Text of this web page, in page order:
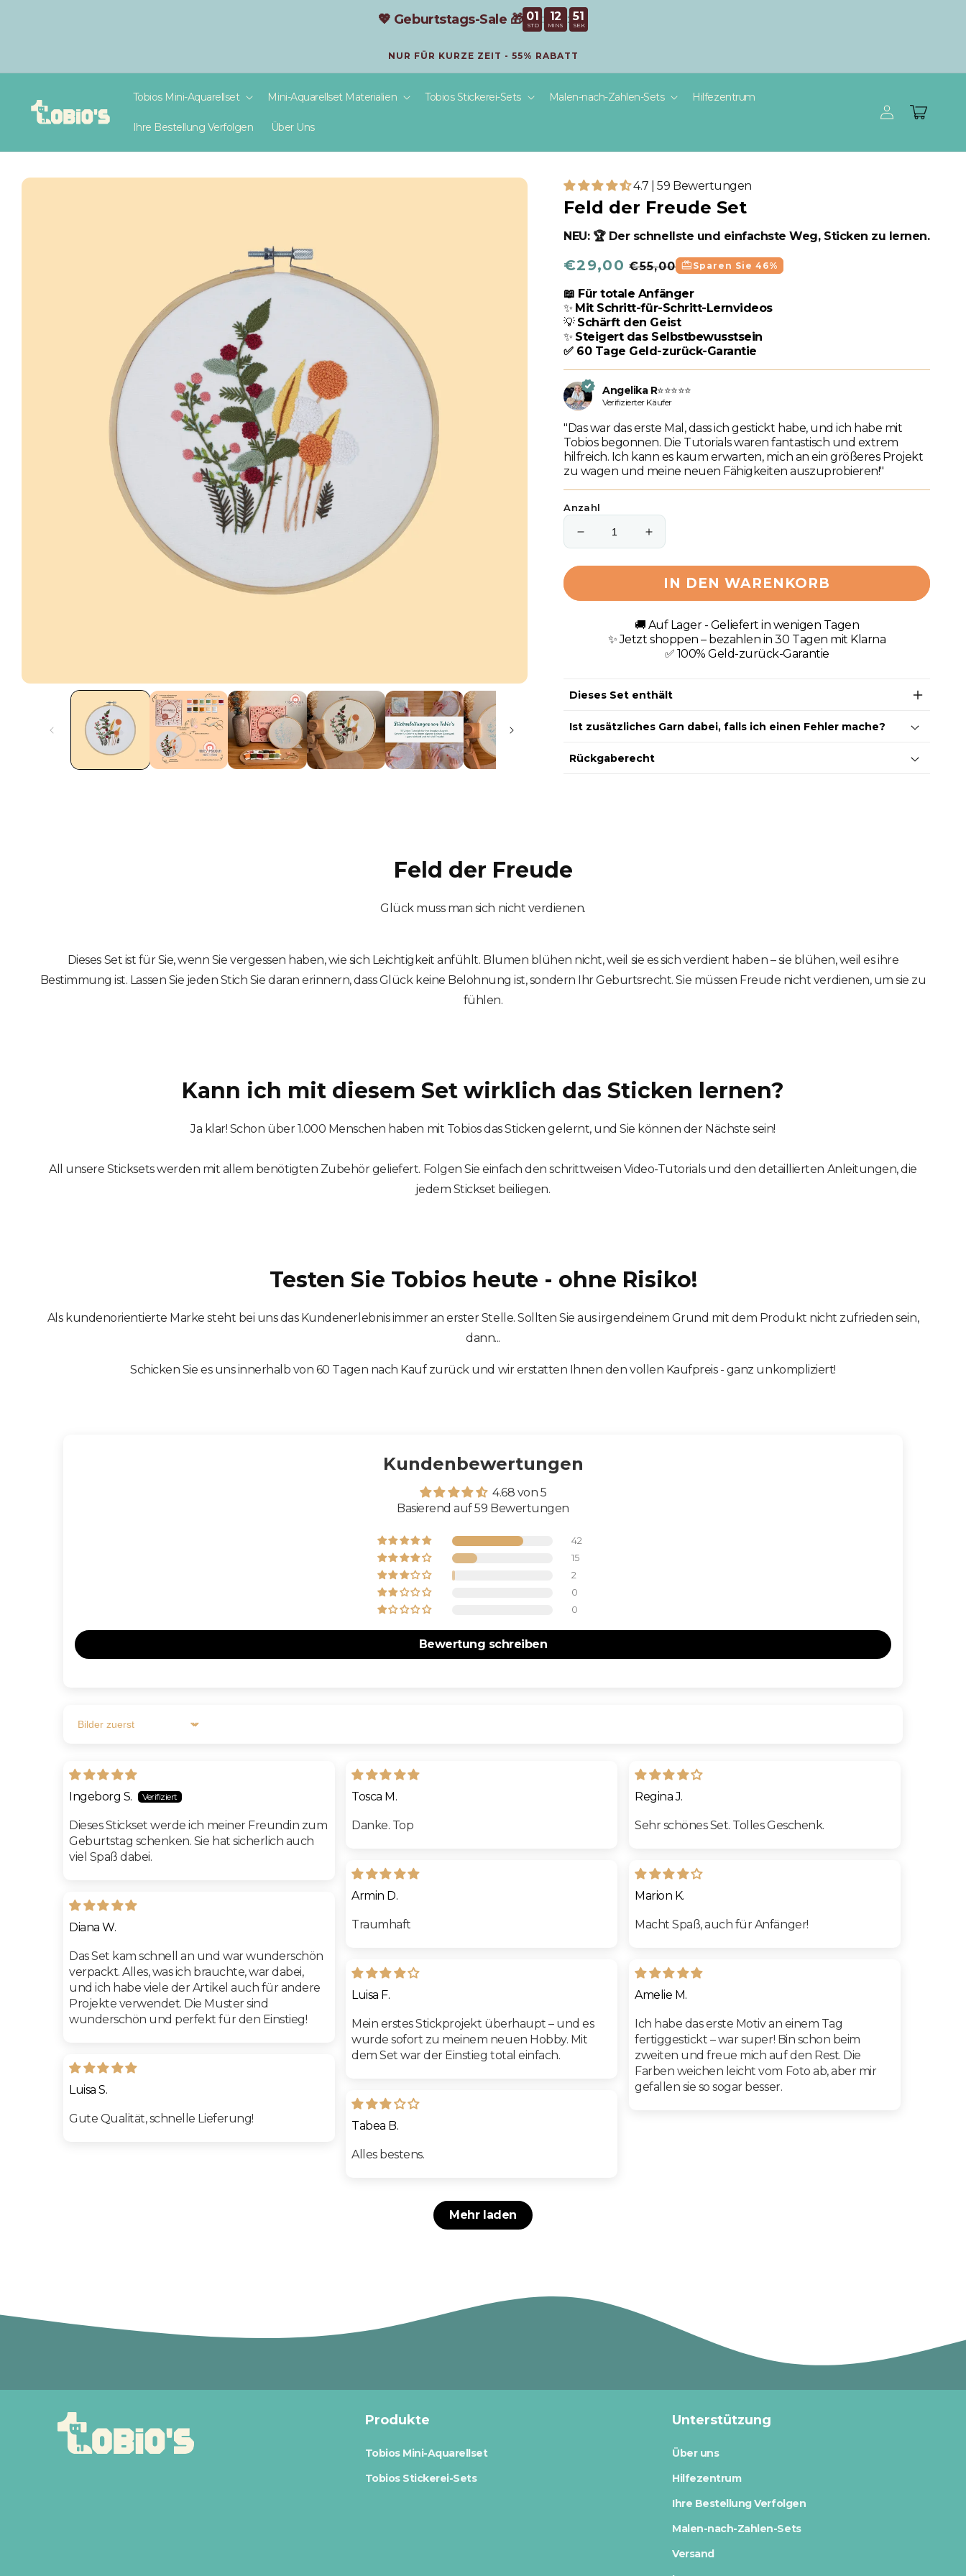
💖 Geburtstags-Sale 🎁 01
STD : 12
MINS : 50
SEK
NUR FÜR KURZE ZEIT - 55% RABATT
Tobios Mini-Aquarellset Mini-Aquarellset Materialien Tobios Stickerei-Sets Malen-nach-Zahlen-Sets Hilfezentrum
Ihre Bestellung Verfolgen Über Uns
EinloggenWarenkorb
4.7 | 59 Bewertungen
Feld der Freude Set
NEU: 🏆 Der schnellste und einfachste Weg, Sticken zu lernen.
Normaler
Preis
€29,00 Verkaufspreis
€55,00 redeem Sparen Sie 46%
📖 Für totale Anfänger
✨ Mit Schritt-für-Schritt-Lernvideos
💡 Schärft den Geist
✨ Steigert das Selbstbewusstsein
✅ 60 Tage Geld-zurück-Garantie
Angelika R⭐⭐⭐⭐⭐
Verifizierter Käufer
"Das war das erste Mal, dass ich gestickt habe, und ich habe mit
Tobios begonnen. Die Tutorials waren fantastisch und extrem
hilfreich. Ich kann es kaum erwarten, mich an ein größeres Projekt
zu wagen und meine neuen Fähigkeiten auszuprobieren!"
Anzahl
Verringere
die
Menge
Feld
Erhöhe
die
Menge
Feld
Freude
Set
IN DEN WARENKORB
🚚 Auf Lager - Geliefert in wenigen Tagen
✨ Jetzt shoppen – bezahlen in 30 Tagen mit Klarna
✅ 100% Geld-zurück-Garantie
Dieses Set enthält
Ist zusätzliches Garn dabei, falls ich einen Fehler mache?
Rückgaberecht
Feld der Freude
Glück muss man sich nicht verdienen.
Dieses Set ist für Sie, wenn Sie vergessen haben, wie sich Leichtigkeit anfühlt. Blumen blühen nicht, weil sie es sich verdient haben – sie blühen, weil es ihre
Bestimmung ist. Lassen Sie jeden Stich Sie daran erinnern, dass Glück keine Belohnung ist, sondern Ihr Geburtsrecht. Sie müssen Freude nicht verdienen, um sie zu
fühlen.
Kann ich mit diesem Set wirklich das Sticken lernen?
Ja klar! Schon über 1.000 Menschen haben mit Tobios das Sticken gelernt, und Sie können der Nächste sein!
All unsere Sticksets werden mit allem benötigten Zubehör geliefert. Folgen Sie einfach den schrittweisen Video-Tutorials und den detaillierten Anleitungen, die
jedem Stickset beiliegen.
Testen Sie Tobios heute - ohne Risiko!
Als kundenorientierte Marke steht bei uns das Kundenerlebnis immer an erster Stelle. Sollten Sie aus irgendeinem Grund mit dem Produkt nicht zufrieden sein,
dann...
Schicken Sie es uns innerhalb von 60 Tagen nach Kauf zurück und wir erstatten Ihnen den vollen Kaufpreis - ganz unkompliziert!
Kundenbewertungen
4.68 von 5
Basierend auf 59 Bewertungen
42
15
2
0
0
Bewertung schreiben
Sort by
Ingeborg S.
Dieses Stickset werde ich meiner Freundin zum
Geburtstag schenken. Sie hat sicherlich auch
viel Spaß dabei.
Tosca M.
Danke. Top
Regina J.
Sehr schönes Set. Tolles Geschenk.
Armin D.
Traumhaft
Marion K.
Macht Spaß, auch für Anfänger!
Diana W.
Das Set kam schnell an und war wunderschön
verpackt. Alles, was ich brauchte, war dabei,
und ich habe viele der Artikel auch für andere
Projekte verwendet. Die Muster sind
wunderschön und perfekt für den Einstieg!
Luisa F.
Mein erstes Stickprojekt überhaupt – und es
wurde sofort zu meinem neuen Hobby. Mit
dem Set war der Einstieg total einfach.
Amelie M.
Ich habe das erste Motiv an einem Tag
fertiggestickt – war super! Bin schon beim
zweiten und freue mich auf den Rest. Die
Farben weichen leicht vom Foto ab, aber mir
gefallen sie so sogar besser.
Luisa S.
Gute Qualität, schnelle Lieferung!
Tabea B.
Alles bestens.
Mehr laden
Produkte
Tobios Mini-Aquarellset
Tobios Stickerei-Sets
Unterstützung
Über uns
Hilfezentrum
Ihre Bestellung Verfolgen
Malen-nach-Zahlen-Sets
Versand